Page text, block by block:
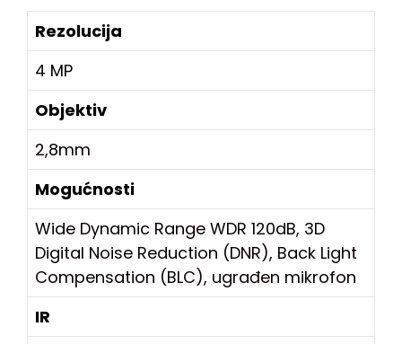
Rezolucija
4 MP
Objektiv
2,8mm
Mogućnosti
Wide Dynamic Range WDR 120dB, 3D
Digital Noise Reduction (DNR), Back Light
Compensation (BLC), ugrađen mikrofon
IR